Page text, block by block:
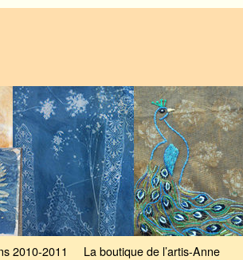
2010-2011
La boutique de l’artis-Anne